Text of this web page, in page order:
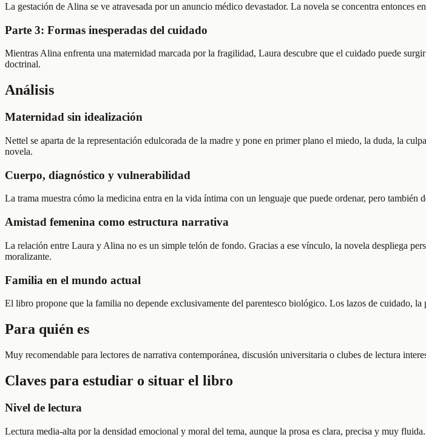
La gestación de Alina se ve atravesada por un anuncio médico devastador. La novela se concentra
Parte 3: Formas inesperadas del cuidado
Mientras Alina enfrenta una maternidad marcada por la fragilidad, Laura descubre que el cuidado puede
doctrinal.
Análisis
Maternidad sin idealización
Nettel se aparta de la representación edulcorada de la madre y pone en primer plano el miedo, la duda, la
novela.
Cuerpo, diagnóstico y vulnerabilidad
La trama muestra cómo la medicina entra en la vida íntima con un lenguaje que puede ordenar, pero
Amistad femenina como estructura narrativa
La relación entre Laura y Alina no es un simple telón de fondo. Gracias a ese vínculo, la novela despliega
moralizante.
Familia en el mundo actual
El libro propone que la familia no depende exclusivamente del parentesco biológico. Los lazos de cuidado,
Para quién es
Muy recomendable para lectores de narrativa contemporánea, discusión universitaria o clubes de lectura
Claves para estudiar o situar el libro
Nivel de lectura
Lectura media-alta por la densidad emocional y moral del tema, aunque la prosa es clara, precisa y muy